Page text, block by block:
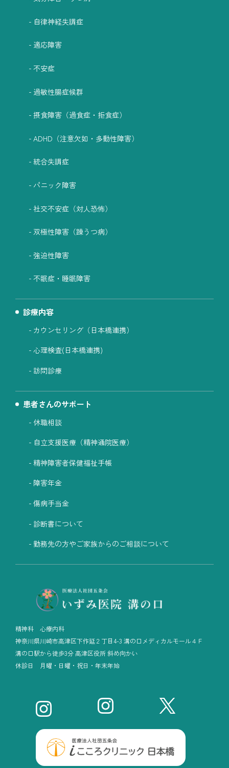
自律神経失調症
適応障害
不安症
過敏性腸症候群
摂食障害（過食症・拒食症）
ADHD（注意欠如・多動性障害）
統合失調症
パニック障害
社交不安症（対人恐怖）
双極性障害（躁うつ病）
強迫性障害
不眠症・睡眠障害
診療内容
カウンセリング（日本橋連携）
心理検査(日本橋連携)
訪問診療
患者さんのサポート
休職相談
自立支援医療（精神通院医療）
精神障害者保健福祉手帳
障害年金
傷病手当金
診断書について
勤務先の方やご家族からのご相談について
精神科 心療内科
神奈川県川崎市高津区下作延２丁目4-3 溝の口メディカルモール４Ｆ
溝の口駅から徒歩3分 高津区役所 斜め向かい
休診日 月曜・日曜・祝日・年末年始